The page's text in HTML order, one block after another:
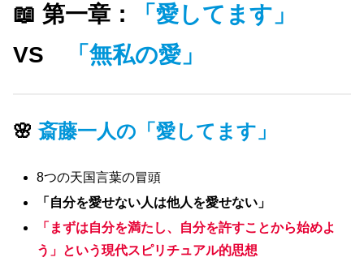
📖 第一章：
「愛してます」
VS
「無私の愛」
🌸斎藤一人の「愛してます」
8つの天国言葉の冒頭
「自分を愛せない人は他人を愛せない」
「まずは自分を満たし、自分を許すことから始めよ
う」という現代スピリチュアル的思想